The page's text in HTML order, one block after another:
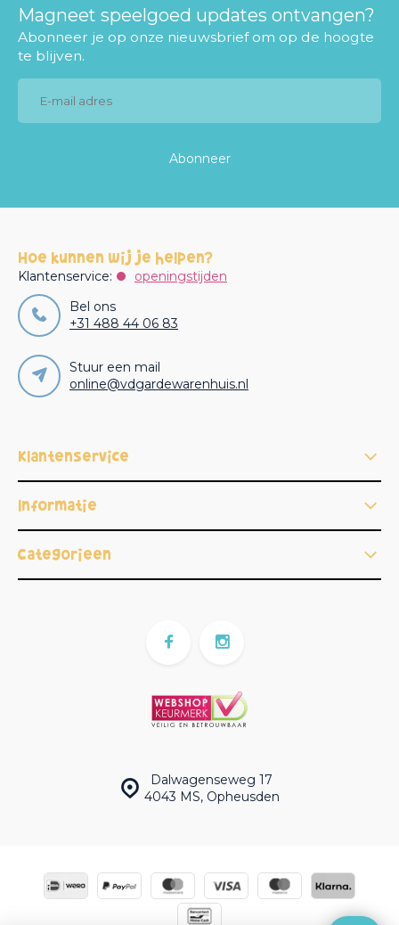
Magneet speelgoed updates ontvangen?
Abonneer je op onze nieuwsbrief om op de hoogte
te blijven.
Abonneer
Hoe kunnen wij je helpen?
Klantenservice:
openingstijden
Bel ons
+31 488 44 06 83
Stuur een mail
online@vdgardewarenhuis.nl
Klantenservice
Informatie
Categorieën
Dalwagenseweg 17
4043 MS, Opheusden